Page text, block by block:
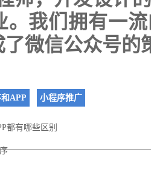
。我们拥有一
微信公众号的
APP 小程序推广
都有哪些区别